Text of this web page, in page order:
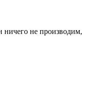
ничего не производим,